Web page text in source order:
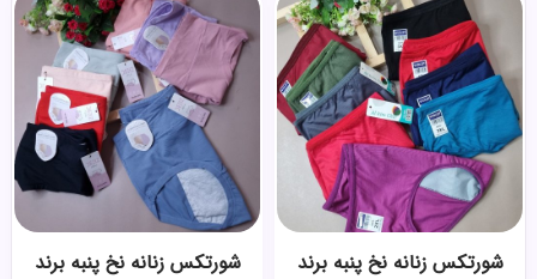
شورتکس زنانه نخ پنبه برند
شورتکس زنانه نخ پنبه برند